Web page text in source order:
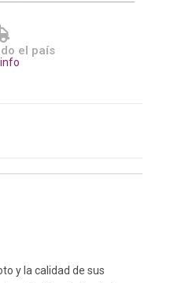
el país
y la calidad de sus